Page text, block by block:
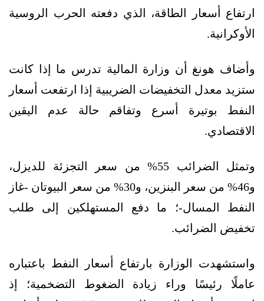
ارتفاع أسعار الطاقة، الذي دفعته الحرب الروسية
الأوكرانية.
وأضاف هونغ أن وزارة المالية تدرس ما إذا كانت
ستزيد معدل التخفيضات الضريبية إذا ارتفعت أسعار
النفط بوتيرة أسرع وتفاقم حالة عدم اليقين
الاقتصادي.
وتمثل الضرائب 55% من سعر التجزئة للديزل،
و46% من سعر البنزين، و30% من سعر البيوتان -غاز
النفط المسال-؛ ما دفع المستهلكين إلى طلب
تخفيض الضرائب.
واستشهدت الوزارة بارتفاع أسعار النفط باعتباره
عاملًا رئيسًا وراء زيادة الضغوط التضخمية؛ إذ